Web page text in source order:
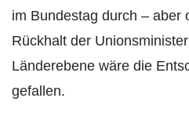
im Bundestag durch – aber
Rückhalt der
Länderebene wäre die
gefallen.